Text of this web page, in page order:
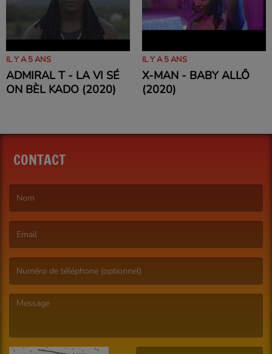
IL Y A 5 ANS
ADMIRAL T - LA VI SÉ
ON BÈL KADO (2020)
IL Y A 5 ANS
X-MAN - BABY ALLÔ
(2020)
CONTACT